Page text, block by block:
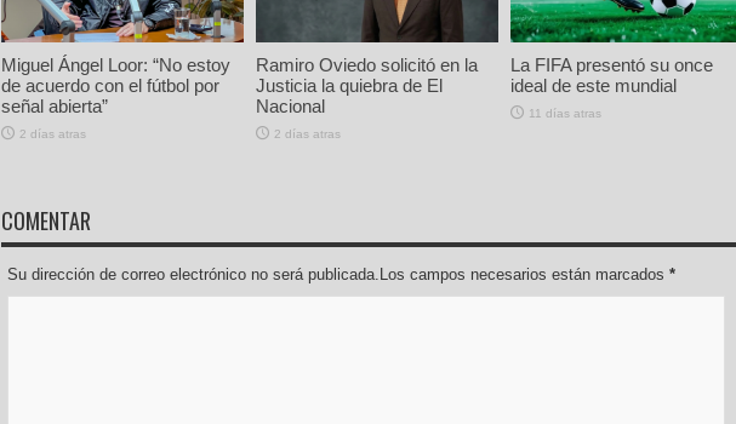
Miguel Ángel Loor: “No estoy
de acuerdo con el fútbol por
señal abierta”
2 días atras
Ramiro Oviedo solicitó en la
Justicia la quiebra de El
Nacional
2 días atras
La FIFA presentó su once
ideal de este mundial
11 días atras
COMENTAR
Su dirección de correo electrónico no será publicada.Los campos necesarios están marcados *